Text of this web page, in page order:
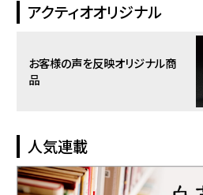
アクティオオリジナル
お客様の声を反映オリジナル商
品
人気連載